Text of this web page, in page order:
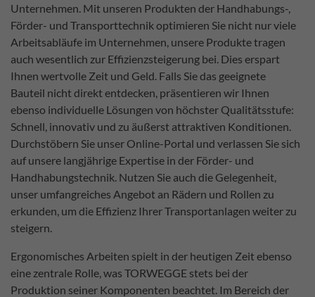
Unternehmen. Mit unseren Produkten der Handhabungs-,
Förder- und Transporttechnik optimieren Sie nicht nur viele
Arbeitsabläufe im Unternehmen, unsere Produkte tragen
auch wesentlich zur Effizienzsteigerung bei. Dies erspart
Ihnen wertvolle Zeit und Geld. Falls Sie das geeignete
Bauteil nicht direkt entdecken, präsentieren wir Ihnen
ebenso individuelle Lösungen von höchster Qualitätsstufe:
Schnell, innovativ und zu äußerst attraktiven Konditionen.
Durchstöbern Sie unser Online-Portal und verlassen Sie sich
auf unsere langjährige Expertise in der Förder- und
Handhabungstechnik. Nutzen Sie auch die Gelegenheit,
unser umfangreiches Angebot an Rädern und Rollen zu
erkunden, um die Effizienz Ihrer Transportanlagen weiter zu
steigern.
Ergonomisches Arbeiten spielt in der heutigen Zeit ebenso
eine zentrale Rolle, was TORWEGGE stets bei der
Produktion seiner Komponenten beachtet. Im Bereich der